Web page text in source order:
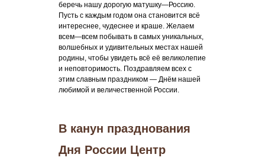
беречь нашу дорогую матушку—Россию.
Пусть с каждым годом она становится всё
интереснее, чудеснее и краше. Желаем
всем—всем побывать в самых уникальных,
волшебных и удивительных местах нашей
родины, чтобы увидеть всё её великолепие
и неповторимость. Поздравляем всех с
этим славным праздником — Днём нашей
любимой и величественной России.
В канун празднования
Дня России Центр